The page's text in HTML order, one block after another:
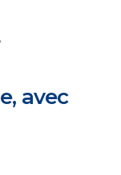
avec